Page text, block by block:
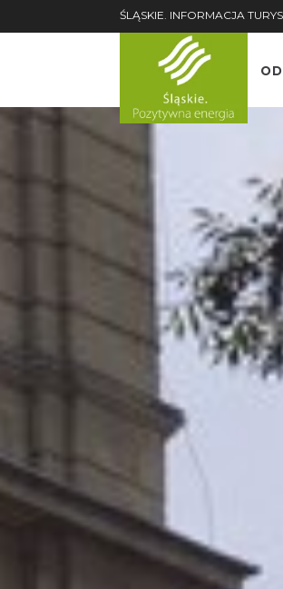
ŚLĄSKIE. INFORMACJA